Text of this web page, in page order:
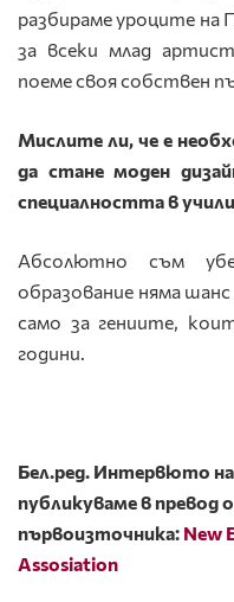
разбираме уроците на
за всеки млад
поеме своя собствен
Мислите ли, че е
да стане моден
специалността в
Абсолютно съм
образование няма шанс
само за гениите,
години.
Бел.ред. Интервюто
публикуваме в превод
първоизточника: New
Assosiation